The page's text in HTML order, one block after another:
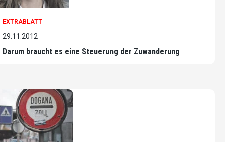
EXTRABLATT
29.11.2012
Darum braucht es eine Steuerung der Zuwanderung